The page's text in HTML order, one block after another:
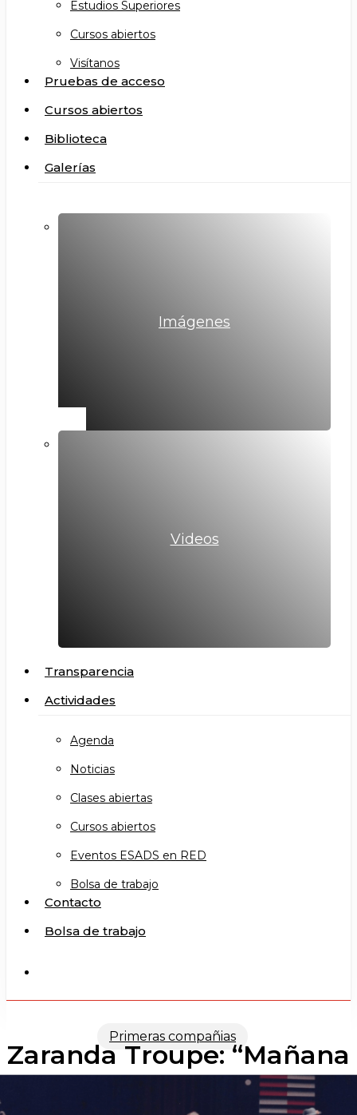
Estudios Superiores
Cursos abiertos
Visítanos
Pruebas de acceso
Cursos abiertos
Biblioteca
Galerías
Imágenes
Videos
Transparencia
Actividades
Agenda
Noticias
Clases abiertas
Cursos abiertos
Eventos ESADS en RED
Bolsa de trabajo
Contacto
Bolsa de trabajo
Primeras compañias
Zaranda Troupe: “Mañana
Magsburgo)” (1990)